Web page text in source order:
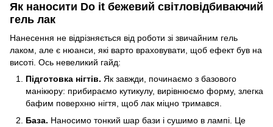
Як наносити Do it бежевий світловідбиваючий
гель лак
Нанесення не відрізняється від роботи зі звичайним гель
лаком, але є нюанси, які варто враховувати, щоб ефект був на
висоті. Ось невеликий гайд:
Підготовка нігтів. Як завжди, починаємо з базового
манікюру: прибираємо кутикулу, вирівнюємо форму, злегка
бафим поверхню нігтя, щоб лак міцно тримався.
База. Наносимо тонкий шар бази і сушимо в лампі. Це